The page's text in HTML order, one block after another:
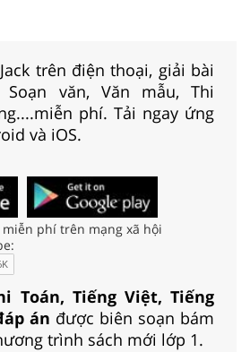
trên điện thoại, giải bài
Soạn văn, Văn mẫu, Thi
phí. Tải ngay ứng
và iOS.
phí trên mạng xã hội
Toán, Tiếng Việt, Tiếng
án được biên soạn bám
trình sách mới lớp 1.